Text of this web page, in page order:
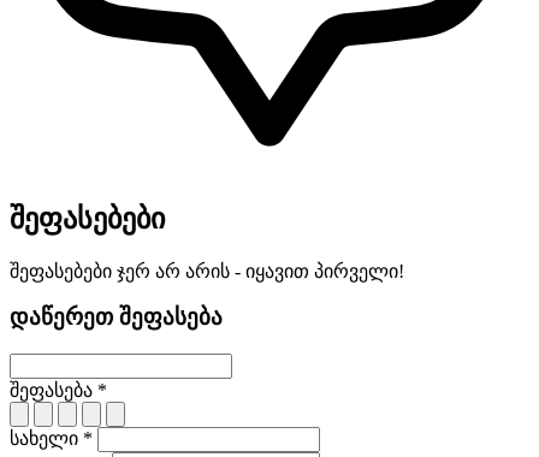
შეფასებები
შეფასებები ჯერ არ არის - იყავით პირველი!
დაწერეთ შეფასება
შეფასება *
სახელი *